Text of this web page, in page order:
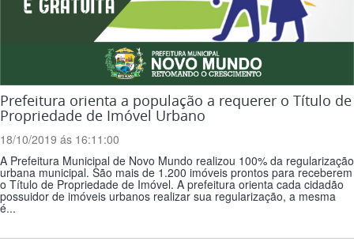
Prefeitura orienta a população a requerer o Título de
Propriedade de Imóvel Urbano
18/10/2019 ás 16:11:00
A Prefeitura Municipal de Novo Mundo realizou 100% da regularização
urbana municipal. São mais de 1.200 imóveis prontos para receberem
o Título de Propriedade de Imóvel. A prefeitura orienta cada cidadão
possuidor de imóveis urbanos realizar sua regularização, a mesma
é...